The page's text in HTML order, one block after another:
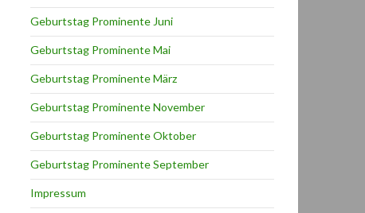
Geburtstag Prominente Juni
Geburtstag Prominente Mai
Geburtstag Prominente März
Geburtstag Prominente November
Geburtstag Prominente Oktober
Geburtstag Prominente September
Impressum